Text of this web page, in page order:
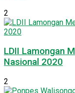
2
LDII Lamongan
Nasional 2020
2